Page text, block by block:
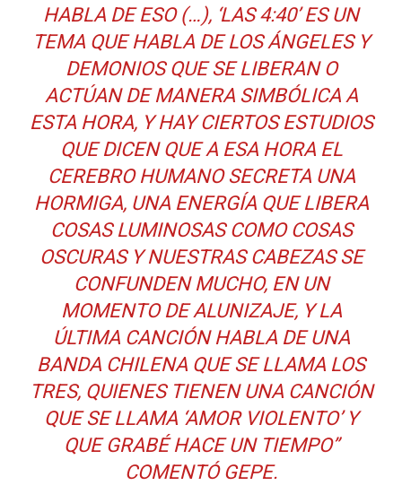
HABLA DE ESO (…), ‘LAS 4:40’ ES UN
TEMA QUE HABLA DE LOS ÁNGELES Y
DEMONIOS QUE SE LIBERAN O
ACTÚAN DE MANERA SIMBÓLICA A
ESTA HORA, Y HAY CIERTOS ESTUDIOS
QUE DICEN QUE A ESA HORA EL
CEREBRO HUMANO SECRETA UNA
HORMIGA, UNA ENERGÍA QUE LIBERA
COSAS LUMINOSAS COMO COSAS
OSCURAS Y NUESTRAS CABEZAS SE
CONFUNDEN MUCHO, EN UN
MOMENTO DE ALUNIZAJE, Y LA
ÚLTIMA CANCIÓN HABLA DE UNA
BANDA CHILENA QUE SE LLAMA LOS
TRES, QUIENES TIENEN UNA CANCIÓN
QUE SE LLAMA ‘AMOR VIOLENTO’ Y
QUE GRABÉ HACE UN TIEMPO”
COMENTÓ GEPE.